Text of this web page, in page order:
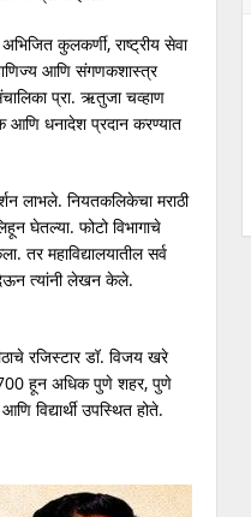
कुलकर्णी, राष्ट्रीय सेवा
आणि संगणकशास्त्र
प्रा. ऋतुजा चव्हाण
आणि धनादेश प्रदान करण्यात
लाभले. नियतकलिकेचा मराठी
घेतल्या. फोटो विभागाचे
तर महाविद्यालयातील सर्व
देऊन त्यांनी लेखन केले.
रजिस्टार डॉ. विजय खरे
700 हून अधिक पुणे शहर, पुणे
विद्यार्थी उपस्थित होते.